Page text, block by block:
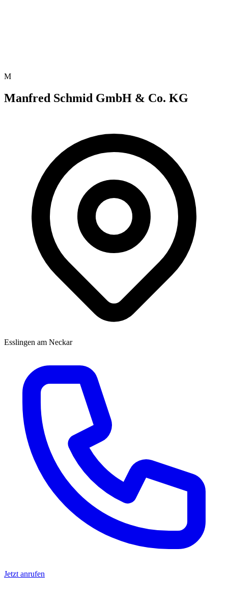
M
Manfred Schmid GmbH & Co. KG
Esslingen am Neckar
Jetzt anrufen